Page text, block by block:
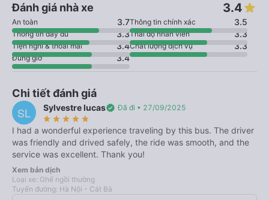
Đánh giá nhà xe 3.4
An toàn 3.7Thông tin chính xác 3.5
Thông tin đầy đủ 3.3Thái độ nhân viên 3.3
Tiện nghi & thoải mái 3.4Chất lượng dịch vụ 3.3
Đúng giờ 3.4
Chi tiết đánh giá
SL Sylvestre lucasverified Đã đi • 27/09/2025
star_rate star_rate star_rate star_rate star_rate
I had a wonderful experience traveling by this bus. The driver
was friendly and drived safely, the ride was smooth, and the
service was excellent. Thank you!
Xem bản dịch
Loại xe: Ghế ngồi thường
Tuyến đường: Hà Nội - Cát Bà